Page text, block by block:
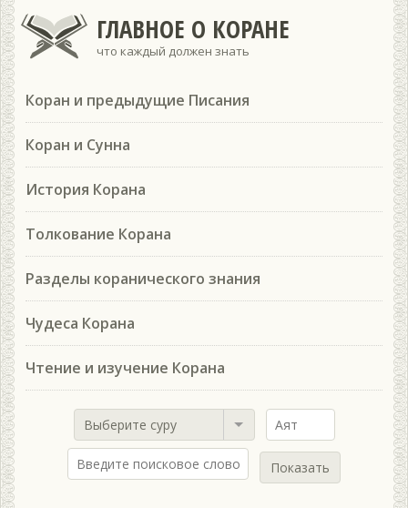
ГЛАВНОЕ О КОРАНЕ
что каждый должен знать
Коран и предыдущие Писания
Коран и Сунна
История Корана
Толкование Корана
Разделы коранического знания
Чудеса Корана
Чтение и изучение Корана
Выберите суру
Показать